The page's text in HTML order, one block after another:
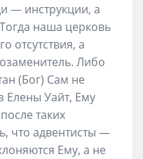
— инструкции, а
наша церковь
отсутствия, а
Либо
(Бог) Сам не
Елены Уайт, Ему
таких
что адвентисты —
Ему, а не